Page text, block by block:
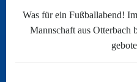
Was für ein Fußballabend!
Mannschaft aus Otterbach